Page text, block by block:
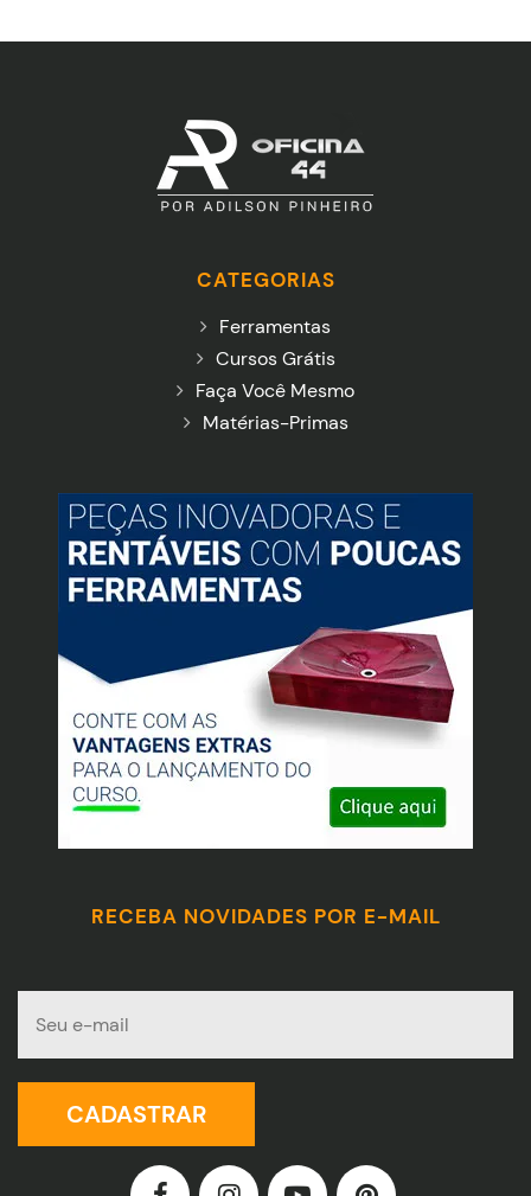
CATEGORIAS
Ferramentas
Cursos Grátis
Faça Você Mesmo
Matérias-Primas
RECEBA NOVIDADES POR E-MAIL